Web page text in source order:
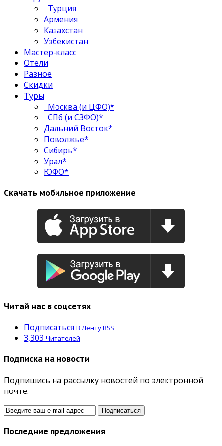
Турция
Армения
Казахстан
Узбекистан
Мастер-класс
Отели
Разное
Скидки
Туры
Москва (и ЦФО)*
СПб (и СЗФО)*
Дальний Восток*
Поволжье*
Сибирь*
Урал*
ЮФО*
Скачать мобильное приложение
Читай нас в соцсетях
Подписаться В Ленту RSS
3,303 Читателей
Подписка на новости
Подпишись на рассылку новостей по электронной
почте.
Последние предложения